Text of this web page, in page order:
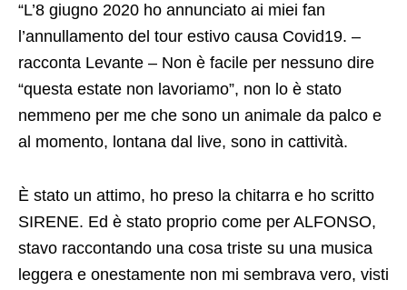
“L’8 giugno 2020 ho annunciato ai miei fan
l’annullamento del tour estivo causa Covid19. –
racconta Levante – Non è facile per nessuno dire
“questa estate non lavoriamo”, non lo è stato
nemmeno per me che sono un animale da palco e
al momento, lontana dal live, sono in cattività.
È stato un attimo, ho preso la chitarra e ho scritto
SIRENE. Ed è stato proprio come per ALFONSO,
stavo raccontando una cosa triste su una musica
leggera e onestamente non mi sembrava vero, visti